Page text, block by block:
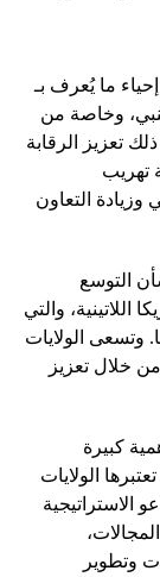
ما يُعرف بـ
وخاصة من
تعزيز الرقابة
تهريب
التعاون
التوسع
والتي
وتسعى الولايات
خلال تعزيز
كبيرة
الولايات
الاستراتيجية
وتطوير